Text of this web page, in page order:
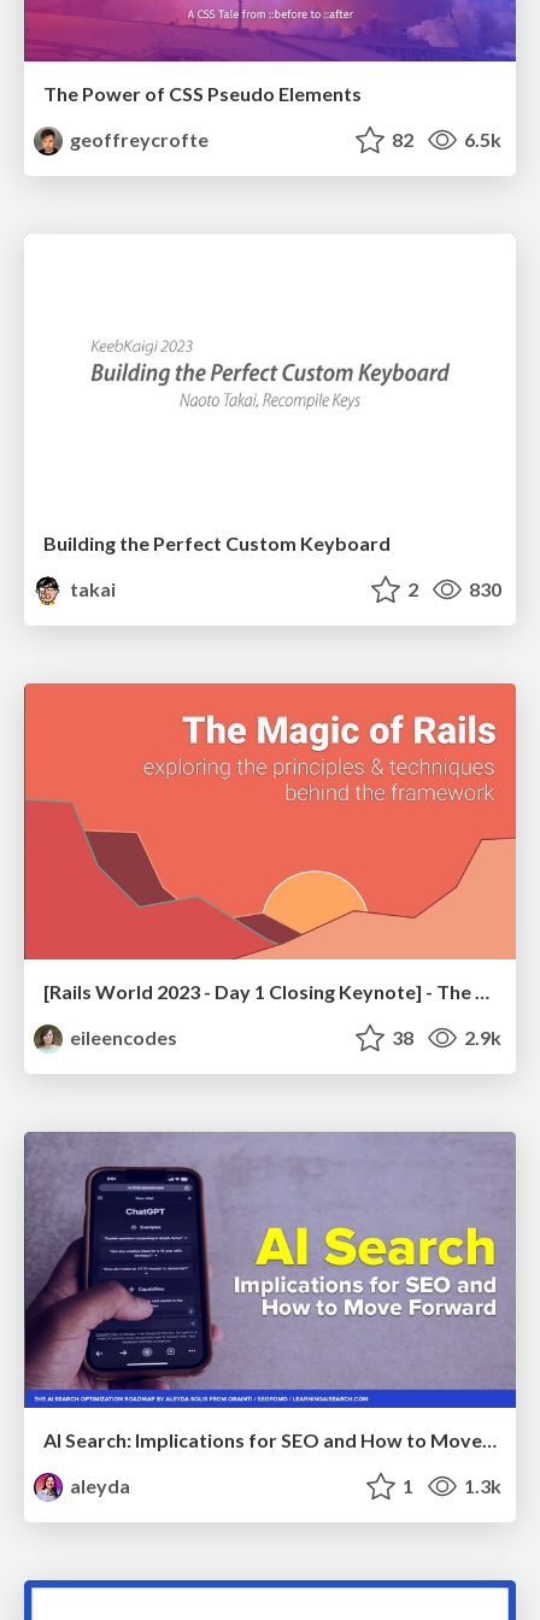
The Power of CSS Pseudo Elements
geoffreycrofte
82 6.5k
Building the Perfect Custom Keyboard
takai
2 830
[Rails World 2023 - Day 1 Closing Keynote] - The Magic of Rails
eileencodes
38 2.9k
AI Search: Implications for SEO and How to Move Forward - #ShenzhenSEOConference
aleyda
1 1.3k